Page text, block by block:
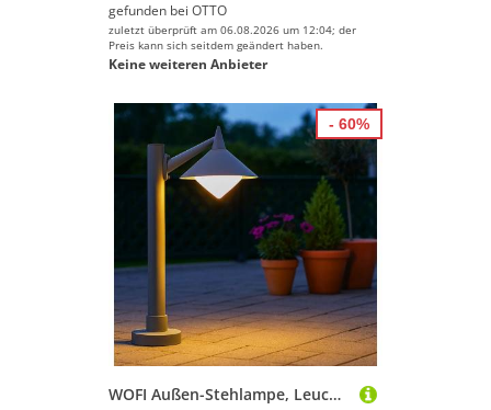
gefunden bei OTTO
zuletzt überprüft am 06.08.2026 um 12:04; der
Preis kann sich seitdem geändert haben.
Keine weiteren Anbieter
WOFI Außen-Stehlampe, Leuchtmittel nicht inklusive, Außen Steh Stand Lampe Garten Sockel Weg ALU Säulen Strahler
- 60%